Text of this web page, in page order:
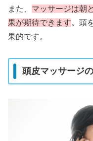
また、 マッサージは朝
果が期待できます。頭
果的です。
頭皮マッサージ